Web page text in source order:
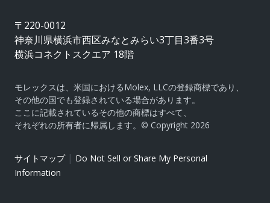
〒220-0012
神奈川県横浜市西区みなとみらい3丁目3番3号
横浜コネクトスクエア 18階
モレックスは、米国におけるMolex, LLCの登録商標であり、
その他の国でも登録されている場合があります。
ここに記載されているその他の商標はすべて、
それぞれの所有者に帰属します。© Copyright 2026
サイトマップ| Do Not Sell or Share My Personal
Information